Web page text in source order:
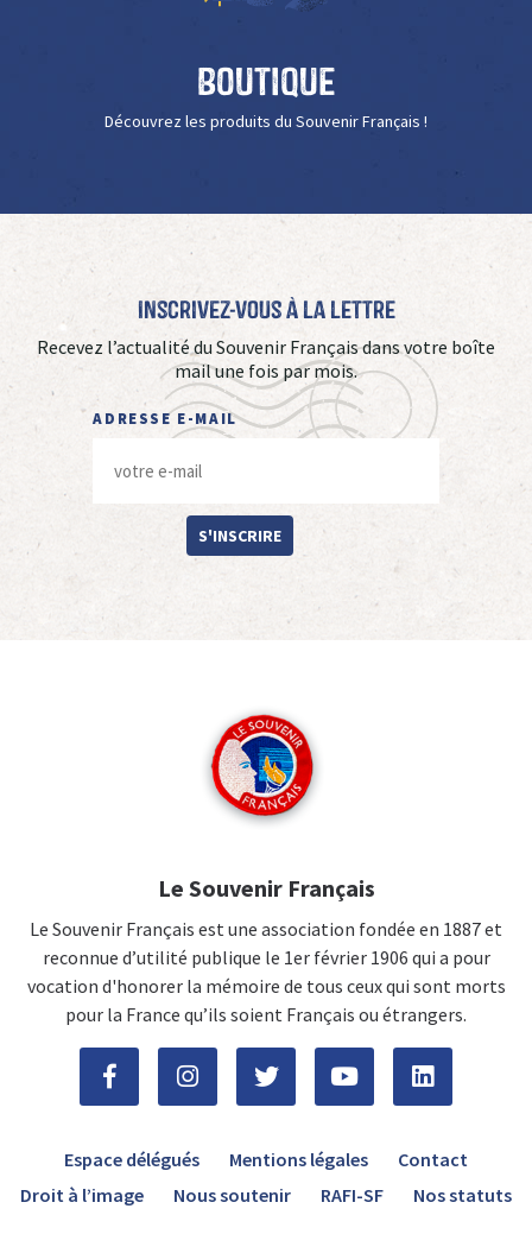
Boutique
Découvrez les produits du Souvenir Français !
Inscrivez-vous à La Lettre
Recevez l’actualité du Souvenir Français dans votre boîte
mail une fois par mois.
ADRESSE E-MAIL
S'INSCRIRE
Le Souvenir Français
Le Souvenir Français est une association fondée en 1887 et
reconnue d’utilité publique le 1er février 1906 qui a pour
vocation d'honorer la mémoire de tous ceux qui sont morts
pour la France qu’ils soient Français ou étrangers.
Espace délégués Mentions légales
Contact
Droit à l’image
Nous soutenir RAFI-SF Nos statuts